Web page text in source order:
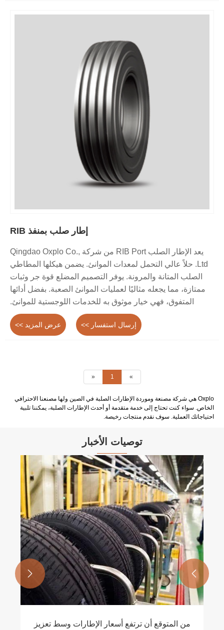
إطار صلب بمنفذ RIB
يعد الإطار الصلب RIB Port من شركة Qingdao Oxplo Co.,
Ltd. حلاً عالي التحمل لمعدات الموانئ. يضمن هيكلها المطاطي
الصلب المتانة والمرونة. يوفر التصميم المضلع قوة جر وثبات
ممتازة، مما يجعله مثاليًا لعمليات الموانئ الصعبة. بفضل أدائها
المتفوق، فهي خيار موثوق به للخدمات اللوجستية للموانئ.
عرض المزيد >> إرسال استفسار >>
« 1 »
Oxplo هي شركة مصنعة وموردة الإطارات الصلبة في الصين ولها مصنعنا الاحترافي
الخاص. سواء كنت تحتاج إلى خدمة متقدمة أو أحدث الإطارات الصلبة، يمكننا تلبية
احتياجاتك العملية. سوف نقدم منتجات رخيصة.
توصيات الأخبار
من المتوقع أن ترتفع أسعار الإطارات وسط تعزيز

